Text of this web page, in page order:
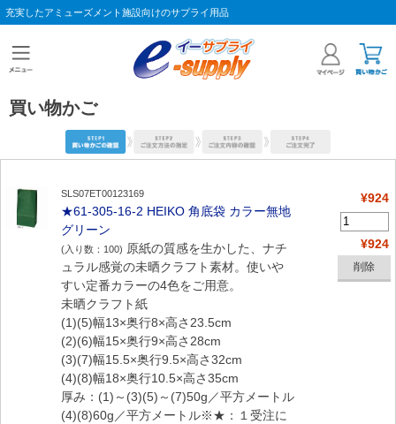
充実したアミューズメント施設向けのサプライ用品
買い物かご
SLS07ET00123169
★61-305-16-2 HEIKO 角底袋 カラー無地
グリーン
(入り数：100) 原紙の質感を生かした、ナチ
ュラル感覚の未晒クラフト素材。使いや
すい定番カラーの4色をご用意。
未晒クラフト紙
(1)(5)幅13×奥行8×高さ23.5cm
(2)(6)幅15×奥行9×高さ28cm
(3)(7)幅15.5×奥行9.5×高さ32cm
(4)(8)幅18×奥行10.5×高さ35cm
厚み：(1)～(3)(5)～(7)50g／平方メートル
(4)(8)60g／平方メートル※★：１受注に
¥924
¥924